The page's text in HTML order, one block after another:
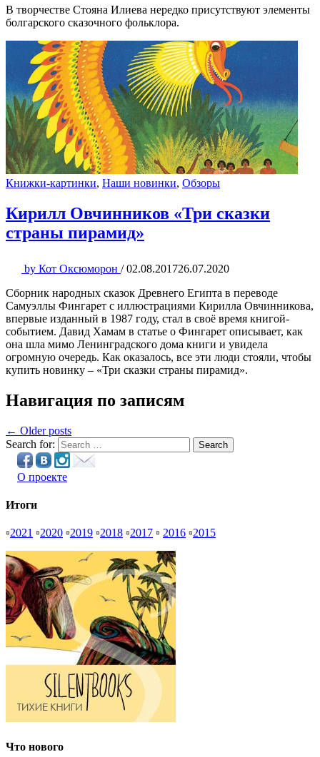
В творчестве Стояна Илиева нередко присутствуют элементы
болгарского сказочного фольклора.
Книжки-картинки, Наши новинки, Обзоры
Кирилл Овчинников «Три сказки
страны пирамид»
by Кот Оксюморон / 02.08.201726.07.2020
Сборник народных сказок Древнего Египта в переводе
Самуэллы Фингарет с иллюстрациями Кирилла Овчинникова,
впервые изданный в 1987 году, стал в своё время книгой-
событием. Давид Хамам в статье о Фингарет описывает, как
она шла мимо Ленинградского дома книги и увидела
огромную очередь. Как оказалось, все эти люди стояли, чтобы
купить новинку – «Три сказки страны пирамид».
Навигация по записям
← Older posts
Search for:
Search
О проекте
Итоги
▫2021 ▫2020 ▫2019 ▫2018 ▫2017 ▫ 2016 ▫2015
Что нового